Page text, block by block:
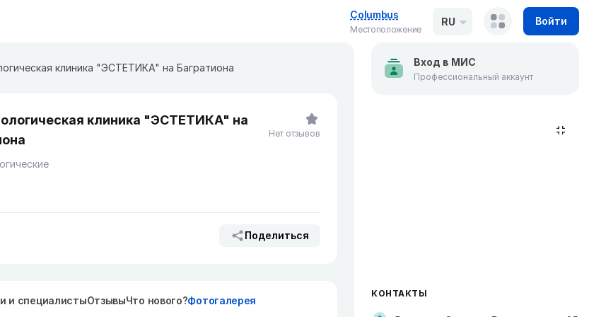
Columbus
Местоположение
RU Войти
клиника "ЭСТЕТИКА" на Багратиона
клиника "ЭСТЕТИКА" на
Поделиться
Нет отзывов
и специалистыОтзывыЧто нового?Фотогалерея
Вход в МИС
Профессиональный аккаунт
КОНТАКТЫ